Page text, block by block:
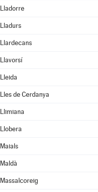
Lladorre
Lladurs
Llardecans
Llavorsí
Lleida
Lles de Cerdanya
Llimiana
Llobera
Maials
Maldà
Massalcoreig